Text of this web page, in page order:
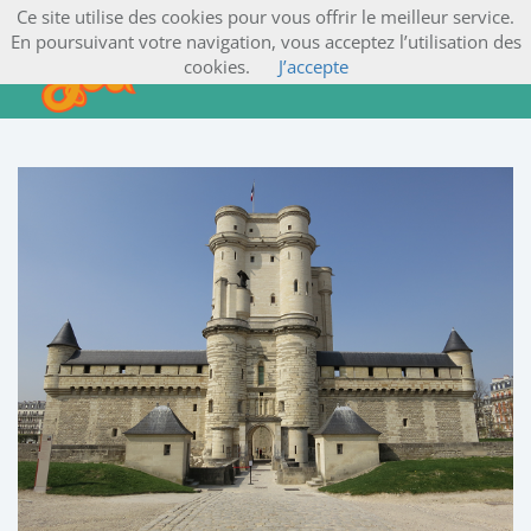
Ce site utilise des cookies pour vous offrir le meilleur service.
En poursuivant votre navigation, vous acceptez l’utilisation des
cookies.
J’accepte